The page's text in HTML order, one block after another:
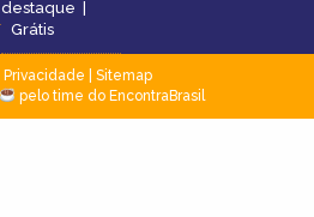
destaque
Grátis
Privacidade
Sitemap
pelo time do EncontraBrasil